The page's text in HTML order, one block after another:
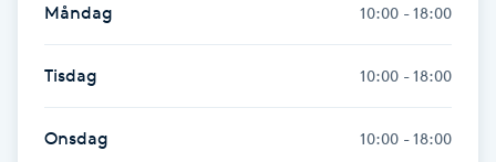
Fransk manikyr
Fransrengöring
Frekvensterapi
Måndag 10:00 - 18:00
Tisdag 10:00 - 18:00
Onsdag 10:00 - 18:00